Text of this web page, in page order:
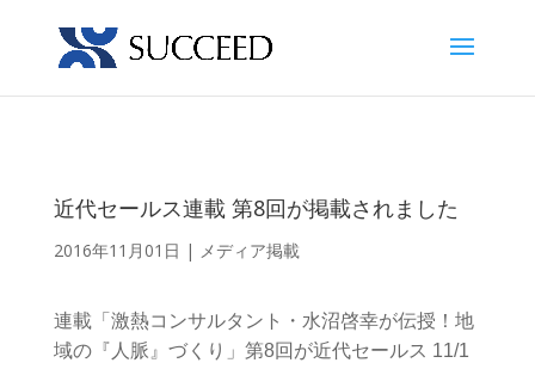
近代セールス連載 第8回が掲載されました
2016年11月01日 | メディア掲載
連載「激熱コンサルタント・水沼啓幸が伝授！地
域の『人脈』づくり」第8回が近代セールス 11/1